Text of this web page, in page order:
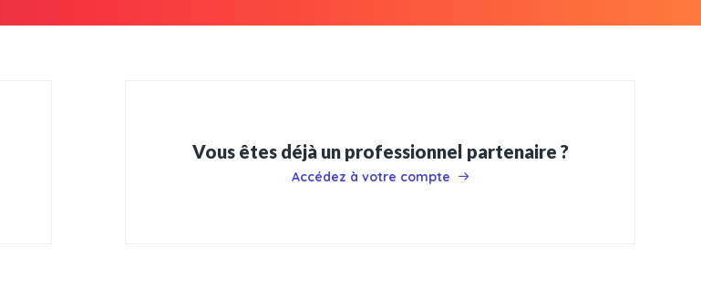
Vous êtes déjà un professionnel partenaire ?
Accédez à votre compte